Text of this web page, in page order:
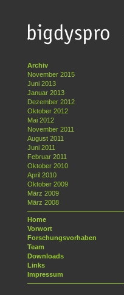
Archiv
November 2015
Juni 2013
Januar 2013
Dezember 2012
Oktober 2012
Mai 2012
November 2011
August 2011
Juni 2011
Februar 2011
Oktober 2010
April 2010
Oktober 2009
März 2009
März 2008
Home
Vorwort
Forschungsvorhaben
Team
Downloads
Links
Impressum